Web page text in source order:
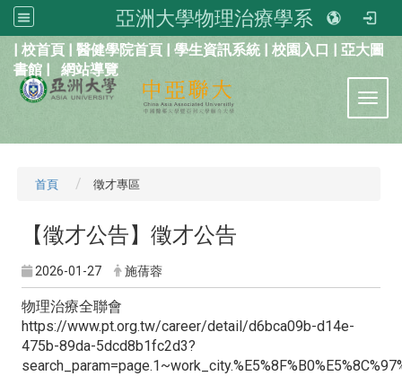
亞洲大學物理治療學系
| 校首頁 | 醫健學院首頁 | 學生資訊系統 | 校園入口 | 亞大圖
書館 | 網站導覽
首頁 徵才專區
【徵才公告】徵才公告
2026-01-27 施蒨蓉
物理治療全聯會
https://www.pt.org.tw/career/detail/d6bca09b-d14e-
475b-89da-5dcd8b1fc2d3?